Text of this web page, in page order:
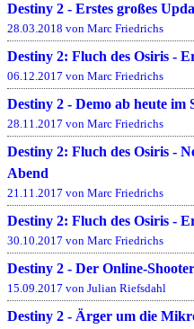
Destiny 2 - Erstes großes
28.03.2018 von Marc Friedrichs
Destiny 2: Fluch des Osiris -
06.12.2017 von Marc Friedrichs
Destiny 2 - Demo ab heute im
28.11.2017 von Marc Friedrichs
Destiny 2: Fluch des Osiris -
Abend
21.11.2017 von Marc Friedrichs
Destiny 2: Fluch des Osiris -
30.10.2017 von Marc Friedrichs
Destiny 2 - Der Online-
15.09.2017 von Julian Riefsdahl
Destiny 2 - Ärger um die